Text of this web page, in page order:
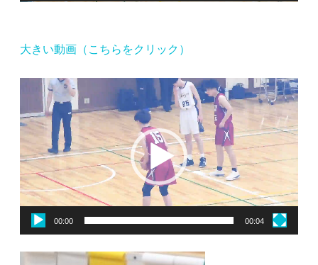
大きい動画（こちらをクリック）
プ
レ
ー
ヤ
00:00 00:04